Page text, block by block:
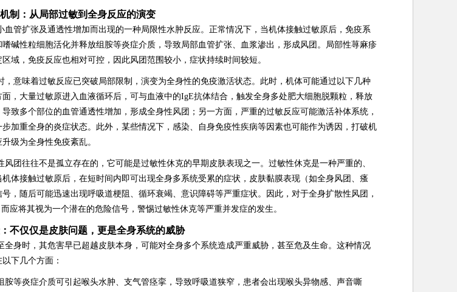
制：从局部过敏到全身反应的演变
血管扩张及通透性增加而出现的一种局限性水肿反应。正常情况下，当机体接触过敏原后，免疫系
碱性粒细胞活化并释放组胺等炎症介质，导致局部血管扩张、血浆渗出，形成风团。局部性荨麻疹
域，免疫反应也相对可控，因此风团范围较小，症状持续时间较短。
，意味着过敏反应已突破局部限制，演变为全身性的免疫激活状态。此时，机体可能通过以下几种
，大量过敏原进入血液循环后，可与血液中的IgE抗体结合，触发全身多处肥大细胞脱颗粒，释放
致多个部位的血管通透性增加，形成全身性风团；另一方面，严重的过敏反应可能激活补体系统，
加重全身的炎症状态。此外，某些情况下，感染、自身免疫性疾病等因素也可能作为诱因，打破机
级为全身性免疫紊乱。
风团往往不是孤立存在的，它可能是过敏性休克的早期皮肤表现之一。过敏性休克是一种严重的、
体接触过敏原后，在短时间内即可出现全身多系统受累的症状，皮肤黏膜表现（如全身风团、瘙
，随后可能迅速出现呼吸道梗阻、循环衰竭、意识障碍等严重症状。因此，对于全身扩散性风团，
应将其视为一个潜在的危险信号，警惕过敏性休克等严重并发症的发生。
不仅仅是皮肤问题，更是全身系统的威胁
全身时，其危害早已超越皮肤本身，可能对全身多个系统造成严重威胁，甚至危及生命。这种情况
下几个方面：
胺等炎症介质可引起喉头水肿、支气管痉挛，导致呼吸道狭窄，患者会出现喉头异物感、声音嘶